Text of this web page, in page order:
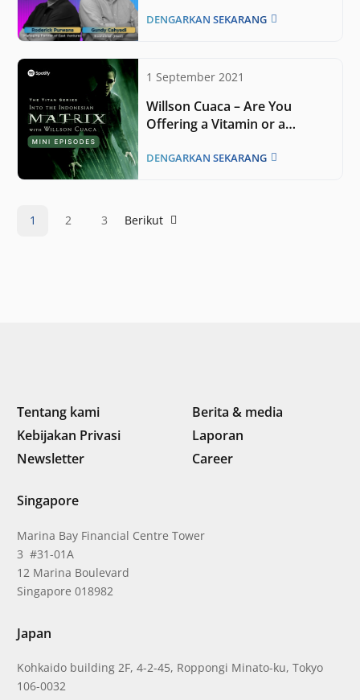
Economy | OTS
DENGARKAN SEKARANG
1 September 2021
Willson Cuaca – Are You
Offering a Vitamin or a
DENGARKAN SEKARANG
1 2 3 Berikut
Tentang kami
Berita & media
Kebijakan Privasi
Laporan
Newsletter
Career
Singapore
Marina Bay Financial Centre Tower
3 #31-01A
12 Marina Boulevard
Singapore 018982
Japan
Kohkaido building 2F, 4-2-45, Roppongi Minato-ku, Tokyo
106-0032